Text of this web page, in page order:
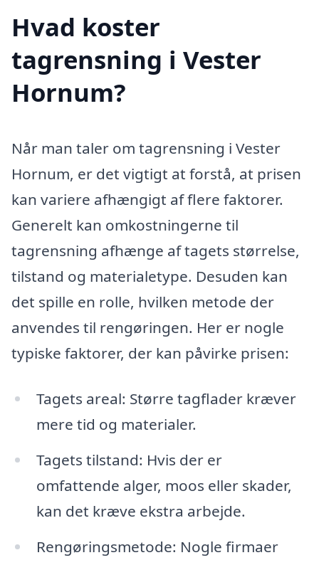
Hvad koster
tagrensning i Vester
Hornum?
Når man taler om tagrensning i Vester
Hornum, er det vigtigt at forstå, at prisen
kan variere afhængigt af flere faktorer.
Generelt kan omkostningerne til
tagrensning afhænge af tagets størrelse,
tilstand og materialetype. Desuden kan
det spille en rolle, hvilken metode der
anvendes til rengøringen. Her er nogle
typiske faktorer, der kan påvirke prisen:
Tagets areal: Større tagflader kræver
mere tid og materialer.
Tagets tilstand: Hvis der er
omfattende alger, moos eller skader,
kan det kræve ekstra arbejde.
Rengøringsmetode: Nogle firmaer